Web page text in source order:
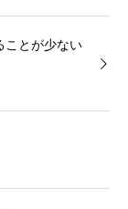
ことが少ない